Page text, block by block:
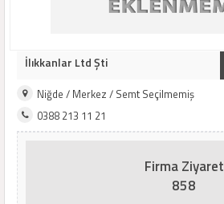
İlıkkanlar Ltd Şti
Niğde / Merkez / Semt Seçilmemiş
0388 213 11 21
Firma Ziyaret
858